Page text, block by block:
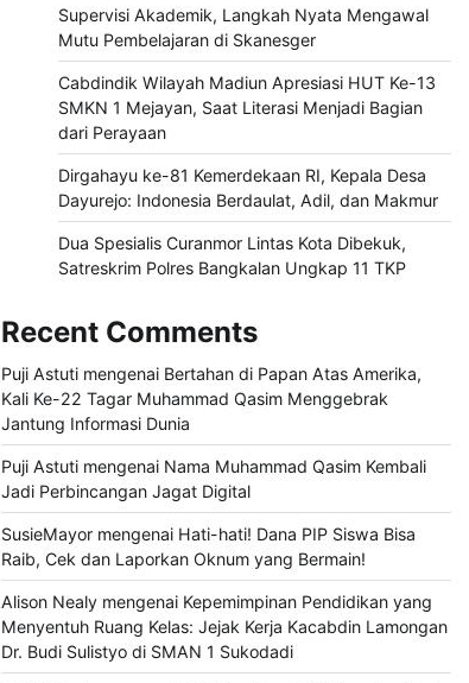
Supervisi Akademik, Langkah Nyata Mengawal
Mutu Pembelajaran di Skanesger
Cabdindik Wilayah Madiun Apresiasi HUT Ke-13
SMKN 1 Mejayan, Saat Literasi Menjadi Bagian
dari Perayaan
Dirgahayu ke-81 Kemerdekaan RI, Kepala Desa
Dayurejo: Indonesia Berdaulat, Adil, dan Makmur
Dua Spesialis Curanmor Lintas Kota Dibekuk,
Satreskrim Polres Bangkalan Ungkap 11 TKP
Recent Comments
Puji Astutimengenai Bertahan di Papan Atas Amerika,
Kali Ke-22 Tagar Muhammad Qasim Menggebrak
Jantung Informasi Dunia
Puji Astutimengenai Nama Muhammad Qasim Kembali
Jadi Perbincangan Jagat Digital
SusieMayormengenai Hati-hati! Dana PIP Siswa Bisa
Raib, Cek dan Laporkan Oknum yang Bermain!
Alison Nealymengenai Kepemimpinan Pendidikan yang
Menyentuh Ruang Kelas: Jejak Kerja Kacabdin Lamongan
Dr. Budi Sulistyo di SMAN 1 Sukodadi